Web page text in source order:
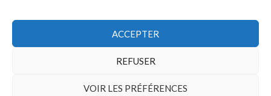
ACCEPTER
REFUSER
VOIR LES PRÉFÉRENCES
© Mars 2006-Août 2026